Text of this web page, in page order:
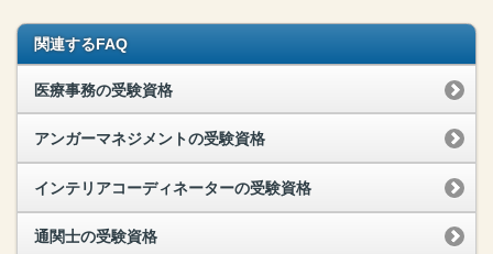
関連するFAQ
医療事務の受験資格
アンガーマネジメントの受験資格
インテリアコーディネーターの受験資格
通関士の受験資格